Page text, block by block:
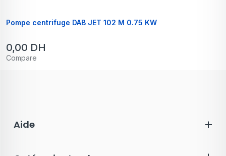
Pompe centrifuge DAB JET 102 M 0.75 KW
0,00 DH
Compare
Aide